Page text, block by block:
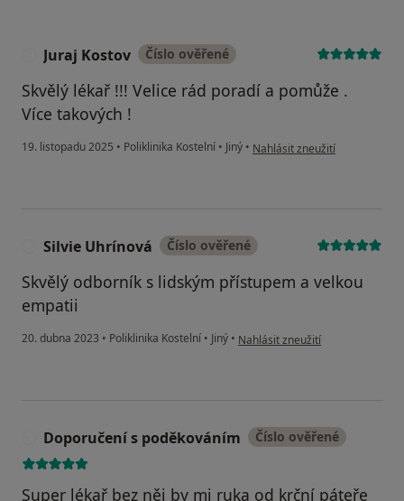
Juraj Kostov Číslo ověřené
Skvělý lékař !!! Velice rád poradí a pomůže .
Více takových !
19. listopadu 2025 • Poliklinika Kostelní • Jiný • podle názoru uživatele Juraj
Nahlásit zneužití
Silvie Uhrínová Číslo ověřené
Skvělý odborník s lidským přístupem a velkou
empatii
20. dubna 2023 • Poliklinika Kostelní • Jiný • podle názoru uživatele Silvie
Nahlásit zneužití
Doporučení s poděkováním Číslo ověřené
Super lékař bez něj by mi ruka od krční páteře